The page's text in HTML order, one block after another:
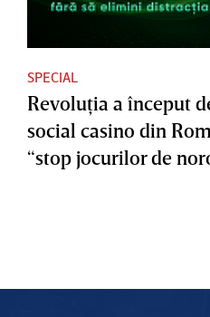
SPECIAL
Revoluţia a început
social casino din
“stop jocurilor de